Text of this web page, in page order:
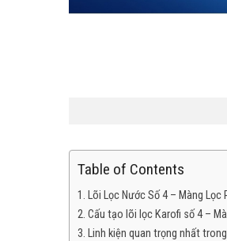
Table of Contents
Lõi Lọc Nước Số 4 – Màng Lọc
Cấu tạo lõi lọc Karofi số 4 –
Linh kiện quan trọng nhất